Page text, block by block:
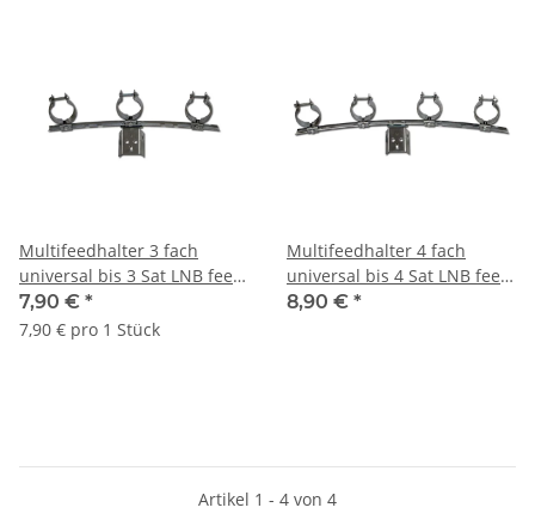
Multifeedhalter 3 fach
universal bis 3 Sat LNB feed
40mm Abstand 3°
einstellbar
7,90 € *
7,90 € pro 1 Stück
Multifeedhalter 4 fach
universal bis 4 Sat LNB feed
40mm Abstand 3°
8,90 € *
Artikel 1 - 4 von 4